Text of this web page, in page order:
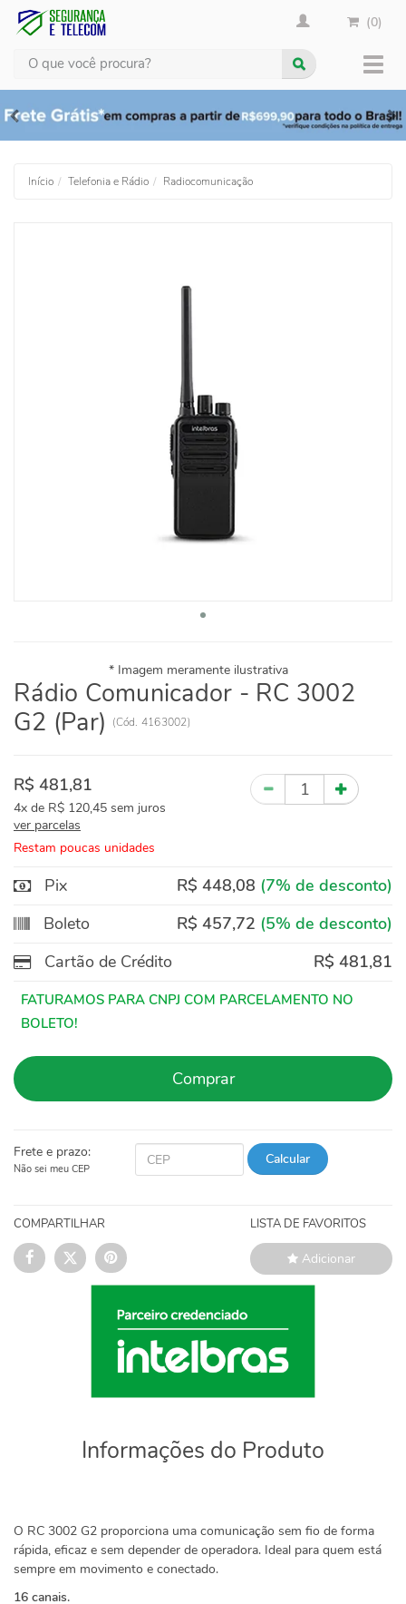
(0)
Busca
Início Telefonia e Rádio Radiocomunicação
Rádio Comunicador - RC 3002
G2 (Par)
(Cód. 4163002)
R$ 481,81
4x de R$ 120,45 sem juros
ver parcelas
Restam poucas unidades
Quantidade
Pix R$ 448,08 (7% de desconto)
Boleto
R$ 457,72 (5% de desconto)
Cartão de Crédito
R$ 481,81
Comprar
Frete e prazo:
Não sei meu CEP
Calcular
COMPARTILHAR LISTA DE FAVORITOS
Adicionar
Informações do Produto
O RC 3002 G2 proporciona uma comunicação sem fio de forma
rápida, eficaz e sem depender de operadora. Ideal para quem está
sempre em movimento e conectado.
16 canais.